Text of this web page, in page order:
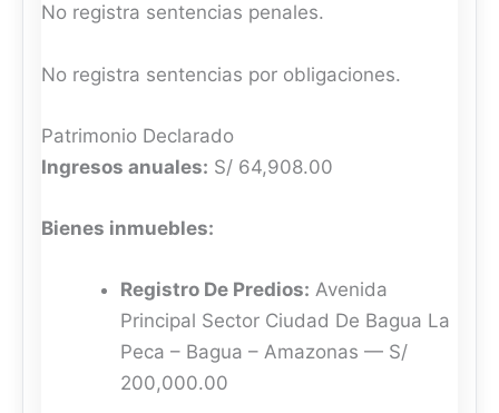
No registra sentencias penales.
No registra sentencias por obligaciones.
Patrimonio Declarado
Ingresos anuales: S/ 64,908.00
Bienes inmuebles:
Registro De Predios: Avenida
Principal Sector Ciudad De Bagua La
Peca – Bagua – Amazonas — S/
200,000.00